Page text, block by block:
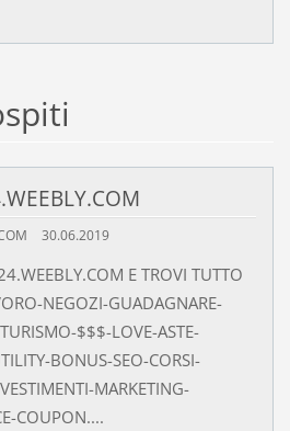
30.06.2019
E TROVI TUTTO
NEGOZI-GUADAGNARE-
$$$-LOVE-ASTE-
BONUS-SEO-CORSI-
MARKETING-
COUPON....